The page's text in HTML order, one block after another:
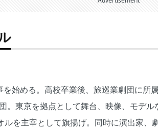
始める。高校卒業後、旅巡業劇団に所
。東京を拠点として舞台、映像、モデル
を主宰として旗揚げ。同時に演出家、